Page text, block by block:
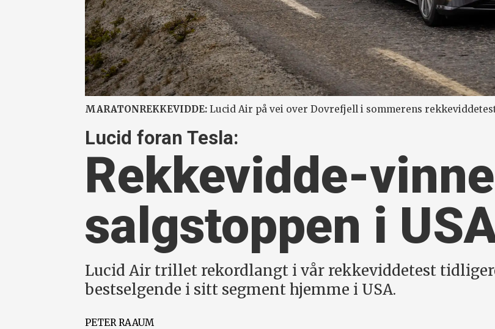
MARATONREKKEVIDDE: Lucid Air på vei over Dovrefjell i sommerens
Lucid foran Tesla:
Rekkevidde-
salgstoppen i
Lucid Air trillet rekordlangt i vår rekkeviddetest
bestselgende i sitt segment hjemme i USA.
PETER RAAUM